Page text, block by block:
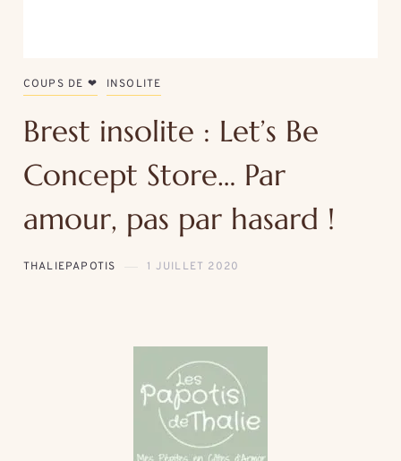
COUPS DE ❤ INSOLITE
Brest insolite : Let’s Be
Concept Store… Par
amour, pas par hasard !
THALIEPAPOTIS 1 JUILLET 2020